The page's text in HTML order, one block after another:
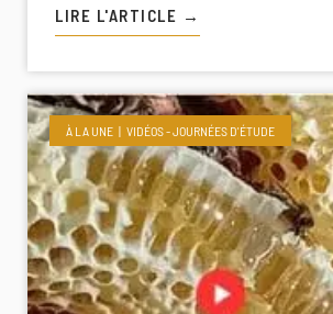
LIRE L'ARTICLE →
À LA UNE VIDÉOS - JOURNÉES D'ÉTUDE